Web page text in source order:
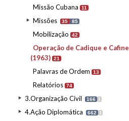
Missão Cubana 11
Missões 35 85
Mobilização 42
Operação de Cadique e Cafine
(1963) 21
Palavras de Ordem 13
Relatórios 74
3.Organização Civil 166 I
4.Ação Diplomática 662 I